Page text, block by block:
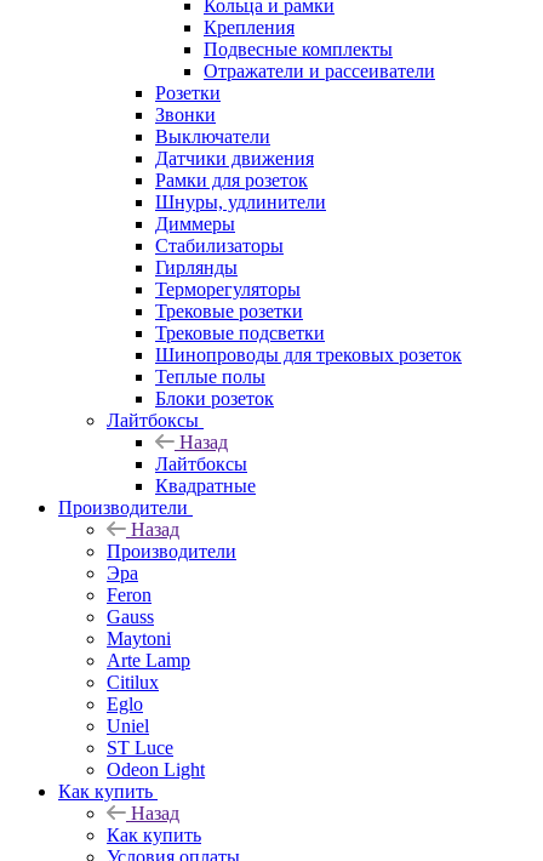
Кольца и рамки
Крепления
Подвесные комплекты
Отражатели и рассеиватели
Розетки
Звонки
Выключатели
Датчики движения
Рамки для розеток
Шнуры, удлинители
Диммеры
Стабилизаторы
Гирлянды
Терморегуляторы
Трековые розетки
Трековые подсветки
Шинопроводы для трековых розеток
Теплые полы
Блоки розеток
Лайтбоксы
Назад
Лайтбоксы
Квадратные
Производители
Назад
Производители
Эра
Feron
Gauss
Maytoni
Arte Lamp
Citilux
Eglo
Uniel
ST Luce
Odeon Light
Как купить
Назад
Как купить
Условия оплаты